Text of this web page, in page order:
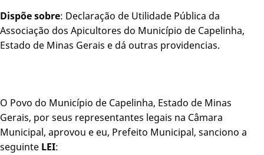
Dispõe sobre: Declaração de Utilidade Pública da
Associação dos Apicultores do Município de Capelinha,
Estado de Minas Gerais e dá outras providencias.
O Povo do Município de Capelinha, Estado de Minas
Gerais, por seus representantes legais na Câmara
Municipal, aprovou e eu, Prefeito Municipal, sanciono a
seguinte LEI: